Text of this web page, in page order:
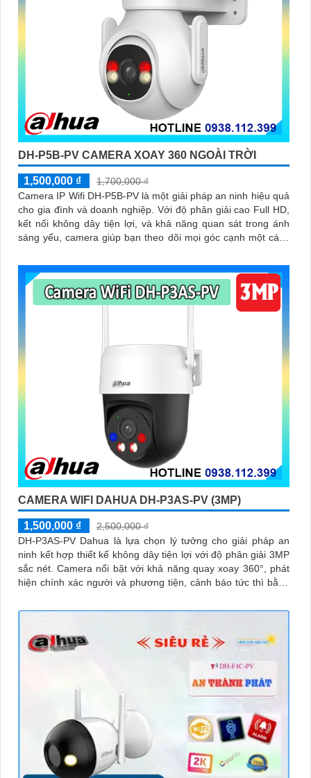
DH-P5B-PV CAMERA XOAY 360 NGOÀI TRỜI
1,500,000 ₫
1,700,000 ₫
Camera IP Wifi DH-P5B-PV là một giải pháp an ninh hiệu quả
cho gia đình và doanh nghiệp. Với độ phân giải cao Full HD,
kết nối không dây tiện lợi, và khả năng quan sát trong ánh
sáng yếu, camera giúp bạn theo dõi mọi góc cạnh một cách
CAMERA WIFI DAHUA DH-P3AS-PV (3MP)
1,500,000 ₫
2,500,000 ₫
DH-P3AS-PV Dahua là lựa chọn lý tưởng cho giải pháp an
ninh kết hợp thiết kế không dây tiện lợi với độ phân giải 3MP
sắc nét. Camera nổi bật với khả năng quay xoay 360°, phát
hiện chính xác người và phương tiện, cảnh báo tức thì bằng